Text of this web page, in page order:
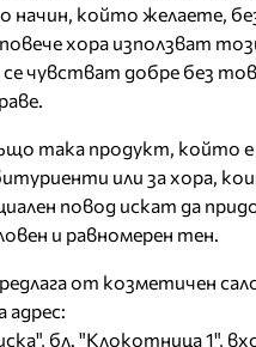
начин, който желаете,
хора използват
чувстват добре без
така продукт, който
или за хора,
повод искат да
и равномерен тен.
от козметичен
адрес:
бл. "Клокотница 1",